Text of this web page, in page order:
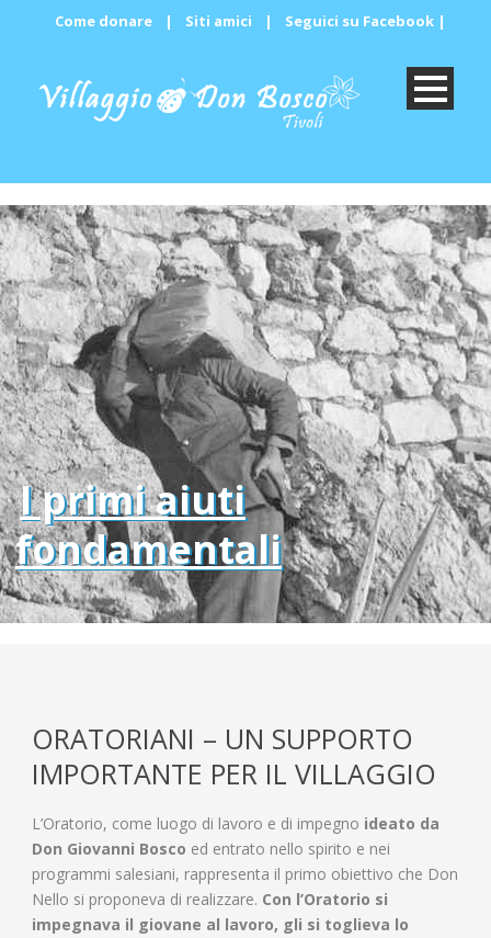
Come donare | Siti amici | Seguici su Facebook|
I primi aiuti
fondamentali
ORATORIANI – UN SUPPORTO
IMPORTANTE PER IL VILLAGGIO
L’Oratorio, come luogo di lavoro e di impegno ideato da
Don Giovanni Bosco ed entrato nello spirito e nei
programmi salesiani, rappresenta il primo obiettivo che Don
Nello si proponeva di realizzare. Con l’Oratorio si
impegnava il giovane al lavoro, gli si toglieva lo